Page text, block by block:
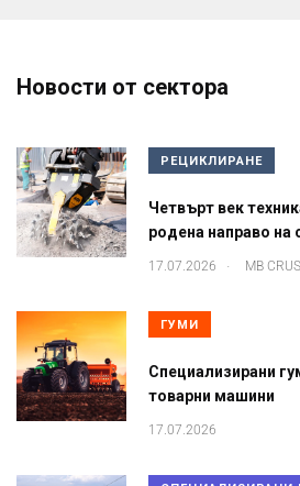
Новости от сектора
РЕЦИКЛИРАНЕ
Четвърт век
родена направо на
17.07.2026 . MB
ГУМИ
Специализирани
товарни машини
17.07.2026